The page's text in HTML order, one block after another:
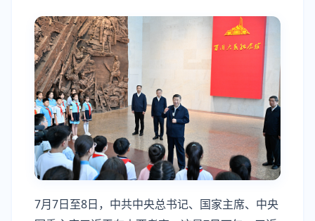
7月7日至8日，中共中央总书记、国家主席、中央